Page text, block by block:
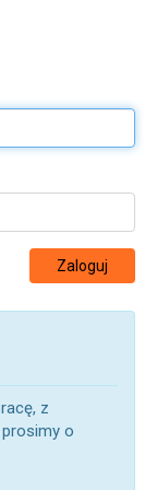
Zaloguj
z
o